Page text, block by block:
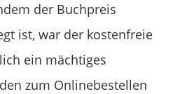
der Buchpreis
ist, war der kostenfreie
ein mächtiges
zum Onlinebestellen